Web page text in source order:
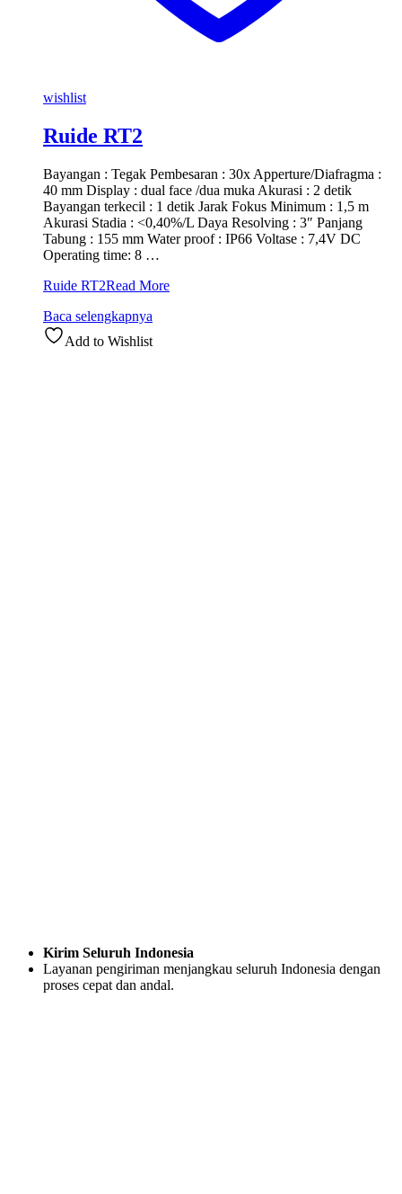
wishlist
Ruide RT2
Bayangan : Tegak Pembesaran : 30x Apperture/Diafragma :
40 mm Display : dual face /dua muka Akurasi : 2 detik
Bayangan terkecil : 1 detik Jarak Fokus Minimum : 1,5 m
Akurasi Stadia : <0,40%/L Daya Resolving : 3″ Panjang
Tabung : 155 mm Water proof : IP66 Voltase : 7,4V DC
Operating time: 8 …
Ruide RT2Read More
Baca selengkapnya
Add to Wishlist
Kirim Seluruh Indonesia
Layanan pengiriman menjangkau seluruh Indonesia dengan
proses cepat dan andal.